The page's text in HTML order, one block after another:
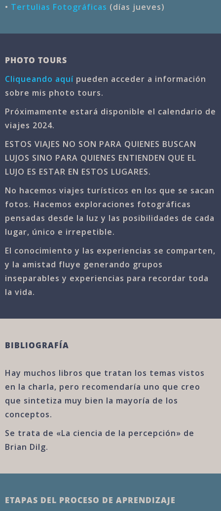
• Tertulias Fotográficas (días jueves)
PHOTO TOURS
Cliqueando aquí pueden acceder a información
sobre mis photo tours.
Próximamente estará disponible el calendario de
viajes 2024.
ESTOS VIAJES NO SON PARA QUIENES BUSCAN
LUJOS SINO PARA QUIENES ENTIENDEN QUE EL
LUJO ES ESTAR EN ESTOS LUGARES.
No hacemos viajes turísticos en los que se sacan
fotos. Hacemos exploraciones fotográficas
pensadas desde la luz y las posibilidades de cada
lugar, único e irrepetible.
El conocimiento y las experiencias se comparten,
y la amistad fluye generando grupos
inseparables y experiencias para recordar toda
la vida.
BIBLIOGRAFÍA
Hay muchos libros que tratan los temas vistos
en la charla, pero recomendaría uno que creo
que sintetiza muy bien la mayoría de los
conceptos.
Se trata de «La ciencia de la percepción» de
Brian Dilg.
ETAPAS DEL PROCESO DE APRENDIZAJE